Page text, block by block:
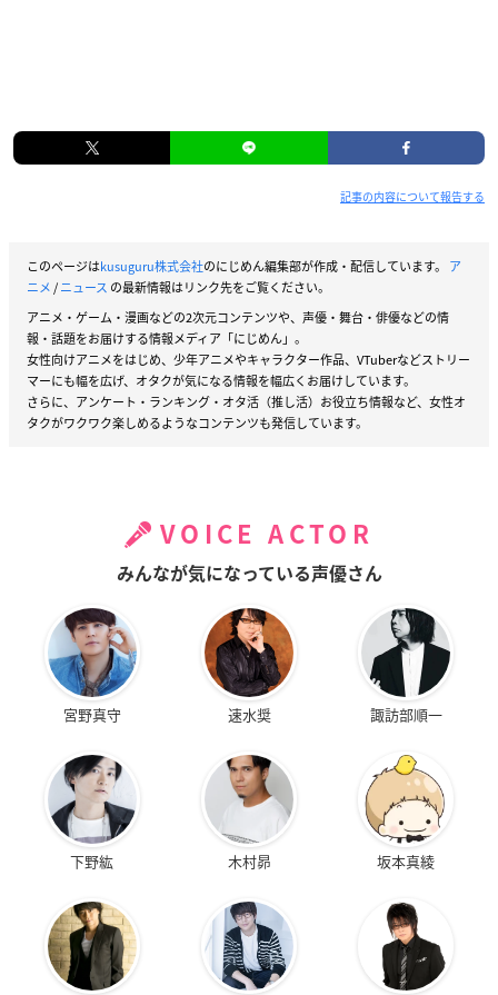
記事の内容について報告する
このページはkusuguru株式会社のにじめん編集部が作成・配信しています。 ア
ニメ/ニュース の最新情報はリンク先をご覧ください。
アニメ・ゲーム・漫画などの2次元コンテンツや、声優・舞台・俳優などの情
報・話題をお届けする情報メディア「にじめん」。
女性向けアニメをはじめ、少年アニメやキャラクター作品、VTuberなどストリー
マーにも幅を広げ、オタクが気になる情報を幅広くお届けしています。
さらに、アンケート・ランキング・オタ活（推し活）お役立ち情報など、女性オ
タクがワクワク楽しめるようなコンテンツも発信しています。
VOICE ACTOR
みんなが気になっている声優さん
宮野真守 速水奨 諏訪部順一
下野紘 木村昴 坂本真綾